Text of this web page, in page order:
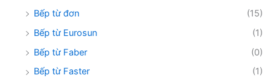
Bếp từ đơn
(15)
Bếp từ Eurosun
(1)
Bếp từ Faber
(0)
Bếp từ Faster
(1)